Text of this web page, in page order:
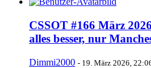
CSSOT #166 März
alles besser, nur
Dimmi2000 - 19. März 2026,